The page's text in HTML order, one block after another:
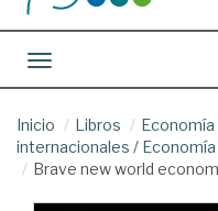
Toggle navigation
Inicio Libros Economía
internacionales /
Brave new world